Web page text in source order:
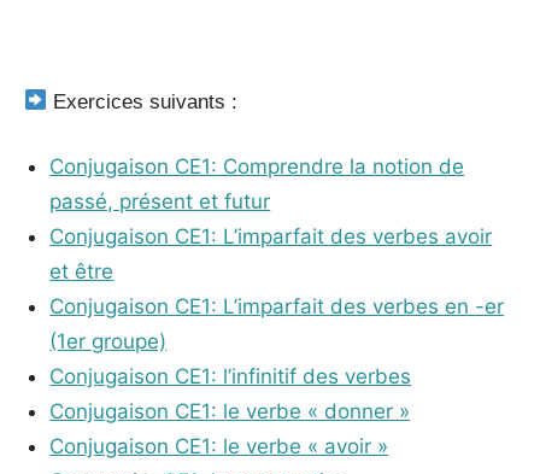
Exercices suivants :
Conjugaison CE1: Comprendre la notion de
passé, présent et futur
Conjugaison CE1: L’imparfait des verbes avoir
et être
Conjugaison CE1: L’imparfait des verbes en -er
(1er groupe)
Conjugaison CE1: l’infinitif des verbes
Conjugaison CE1: le verbe « donner »
Conjugaison CE1: le verbe « avoir »